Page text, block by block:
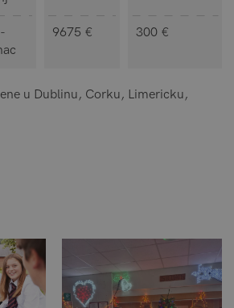
9675 € 300 €
u Dublinu, Corku, Limericku,